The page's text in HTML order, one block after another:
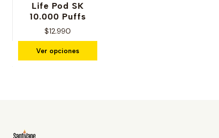
Life Pod SK
10.000 Puffs
$12.990
Ver opciones